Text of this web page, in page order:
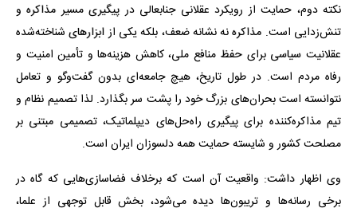
نکته دوم، حمایت از رویکرد عقلانی جنابعالی در پیگیری مسیر مذاکره و
تنش‌زدایی است. مذاکره نه نشانه ضعف، بلکه یکی از ابزارهای شناخته‌شده
عقلانیت سیاسی برای حفظ منافع ملی، کاهش هزینه‌ها و تأمین امنیت و
رفاه مردم است. در طول تاریخ، هیچ جامعه‌ای بدون گفت‌وگو و تعامل
نتوانسته است بحران‌های بزرگ خود را پشت سر بگذارد. لذا تصمیم نظام و
تیم مذاکره‌کننده برای پیگیری راه‌حل‌های دیپلماتیک، تصمیمی مبتنی بر
مصلحت کشور و شایسته حمایت همه دلسوزان ایران است.
وی اظهار داشت: واقعیت آن است که برخلاف فضاسازی‌هایی که گاه در
برخی رسانه‌ها و تریبون‌ها دیده می‌شود، بخش قابل توجهی از علما،